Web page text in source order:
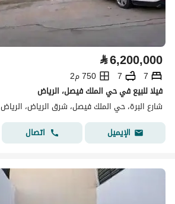
⃁6,200,000
7
7
750 م2
فيلا للبيع في حي الملك فيصل، الرياض
شارع البرة، حي الملك فيصل، شرق الرياض، الرياض
الإيميل
اتصال